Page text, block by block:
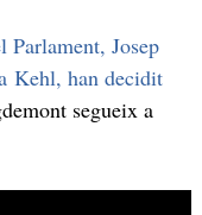
Parlament, Josep
Kehl, han decidit
segueix a